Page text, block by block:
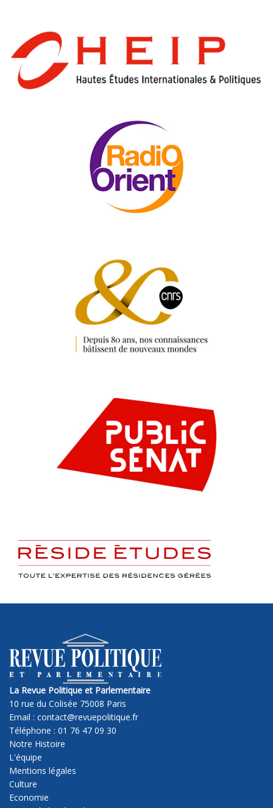
La Revue Politique et Parlementaire
10 rue du Colisée 75008 Paris
Email : contact@revuepolitique.fr
Téléphone : 01 76 47 09 30
Notre Histoire
L'équipe
Mentions légales
Culture
Economie